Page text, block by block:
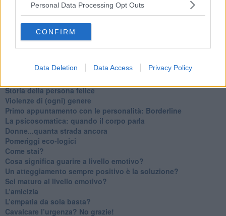
Personal Data Processing Opt Outs
CONFIRM
Data Deletion Data Access Privacy Policy
Che cos’è la dipendenza affettiva?
​Nuovi arrivi!
​Iniziamo l’anno con il piede giusto
​Terza tappa nelle personalità: l’antisociale
Le famiglie
​Storia della persona felice
Violenze di (ogni) genere
​Primo appuntamento con le personalità: Borderline
La psicosomatica: quando il corpo parla
Donne...quanta strada ancora
​Pomeriggi eco-logici
​Come stai?
Cosa significa guarire a livello emotivo?
​Un atteggiamento sempre positivo è la soluzione?
​Sei maturo al livello emotivo?
​L’amicizia
​L’empatia da sola basta?
​Cavalcare l’urgenza? No grazie!